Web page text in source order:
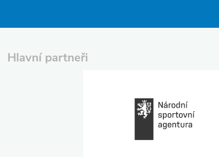
Hlavní partneři